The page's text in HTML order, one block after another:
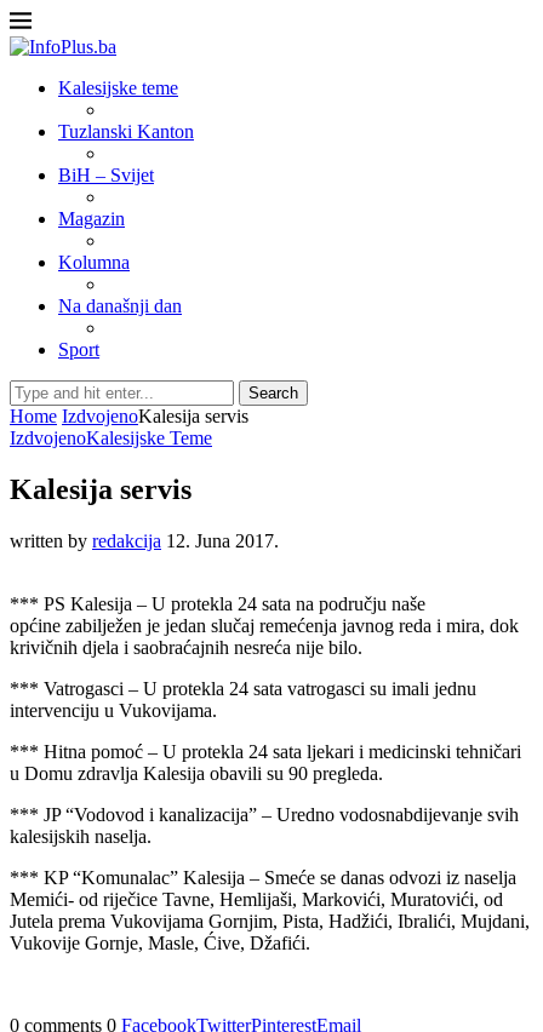
Kalesijske teme
Tuzlanski Kanton
BiH – Svijet
Magazin
Kolumna
Na današnji dan
Sport
Search
Home IzdvojenoKalesija servis
IzdvojenoKalesijske Teme
Kalesija servis
written by redakcija 12. Juna 2017.
*** PS Kalesija – U protekla 24 sata na području naše
općine zabilježen je jedan slučaj remećenja javnog reda i mira, dok
krivičnih djela i saobraćajnih nesreća nije bilo.
*** Vatrogasci – U protekla 24 sata vatrogasci su imali jednu
intervenciju u Vukovijama.
*** Hitna pomoć – U protekla 24 sata ljekari i medicinski tehničari
u Domu zdravlja Kalesija obavili su 90 pregleda.
*** JP “Vodovod i kanalizacija” – Uredno vodosnabdijevanje svih
kalesijskih naselja.
*** KP “Komunalac” Kalesija – Smeće se danas odvozi iz naselja
Memići- od riječice Tavne, Hemlijaši, Markovići, Muratovići, od
Jutela prema Vukovijama Gornjim, Pista, Hadžići, Ibralići, Mujdani,
Vukovije Gornje, Masle, Ćive, Džafići.
0 comments 0 FacebookTwitterPinterestEmail